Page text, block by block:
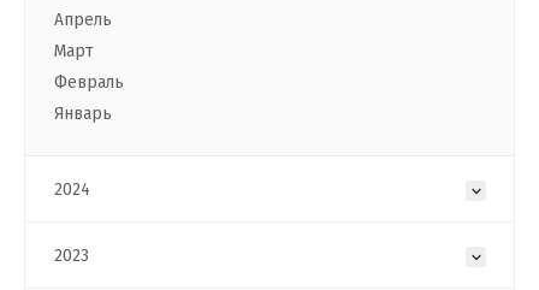
Апрель
Март
Февраль
Январь
2024
2023